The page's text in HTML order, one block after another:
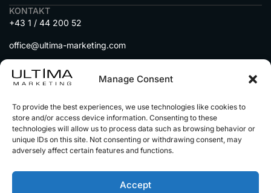
Manage Consent
To provide the best experiences, we use technologies like cookies to
store and/or access device information. Consenting to these
technologies will allow us to process data such as browsing behavior or
unique IDs on this site. Not consenting or withdrawing consent, may
adversely affect certain features and functions.
Accept
KONTAKT
+43 1 / 44 200 52
office@ultima-marketing.com
A-1010 Wien, Seitenstettengasse 5
MENU
DIENSTLEISTUNGEN
IMMOBILIEN auf Social Media
AUTOHÄNDLER auf Social Media